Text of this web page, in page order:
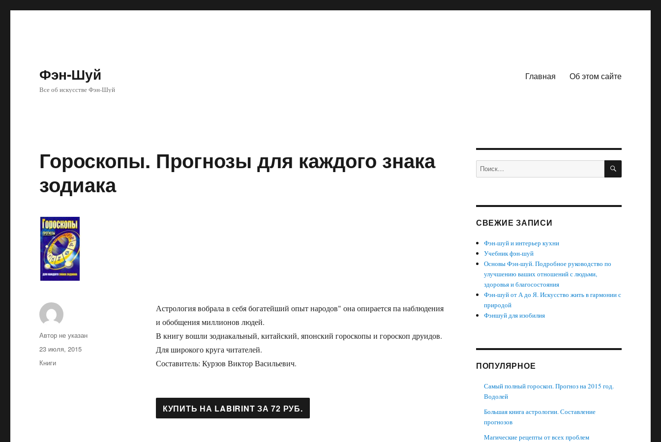
Фэн-Шуй
Все об искусстве Фэн-Шуй
Главная Об этом сайте
Гороскопы. Прогнозы для каждого знака
зодиака
Астрология вобрала в себя богатейший опыт народов" она опирается па наблюдения
и обобщения миллионов людей.
В книгу вошли зодиакальный, китайский, японский гороскопы и гороскоп друидов.
Для широкого круга читателей.
Составитель: Курзов Виктор Васильевич.
Автор
Автор не указан
Опубликовано
23 июля, 2015
Рубрики
Книги
Искать: ПОИСК
СВЕЖИЕ ЗАПИСИ
Фэн-шуй и интерьер кухни
Учебник фэн-шуй
Основы Фэн-шуй. Подробное руководство по
улучшению ваших отношений с людьми,
здоровья и благосостояния
Фэн-шуй от А до Я. Искусство жить в гармонии с
природой
Фэншуй для изобилия
ПОПУЛЯРНОЕ
Самый полный гороскоп. Прогноз на 2015 год.
Водолей
Большая книга астрологии. Составление
прогнозов
Магические рецепты от всех проблем